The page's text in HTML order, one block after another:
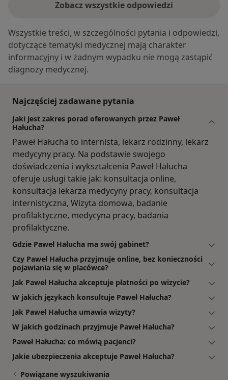
Zobacz wszystkie odpowiedzi
Wszystkie treści, w szczególności pytania i odpowiedzi,
dotyczące tematyki medycznej mają charakter
informacyjny i w żadnym wypadku nie mogą zastąpić
diagnozy medycznej.
Najczęściej zadawane pytania
Jaki jest zakres porad oferowanych przez Paweł
Hałucha?
Paweł Hałucha to internista, lekarz rodzinny, lekarz
medycyny pracy. Na podstawie swojego
doświadczenia i wykształcenia Paweł Hałucha
oferuje usługi takie jak: konsultacja online,
konsultacja lekarza medycyny pracy, konsultacja
internistyczna, Wizyta domowa, badanie
profilaktyczne, medycyna pracy, badania
profilaktyczne.
Gdzie Paweł Hałucha ma swój gabinet?
Czy Paweł Hałucha przyjmuje online, bez konieczności
pojawiania się w placówce?
Jak Paweł Hałucha akceptuje płatności po wizycie?
W jakich językach konsultuje Paweł Hałucha?
Jak Paweł Hałucha umawia wizyty?
W jakich godzinach przyjmuje Paweł Hałucha?
Paweł Hałucha: co mówią pacjenci?
Jakie ubezpieczenia akceptuje Paweł Hałucha?
Powiązane wyszukiwania